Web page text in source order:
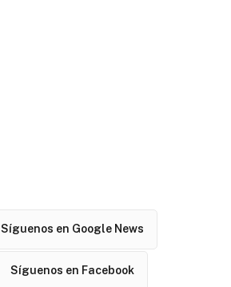
Síguenos en Google News
Síguenos en Facebook